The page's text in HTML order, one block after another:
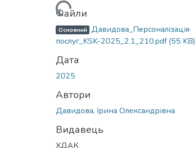
Вантажиться...Файли
Основний Давидова_Персоналізація
послуг_KSK-2025_2.1_210.pdf(55 KB)
Дата
2025
Автори
Давидова, Ірина Олександрівна
Видавець
ХДАК